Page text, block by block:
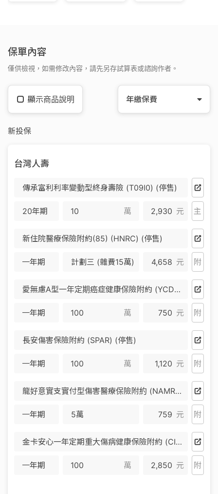
保單內容
僅供檢視，如需修改內容，請先另存試算表或諮詢作者。
顯示商品說明 年繳保費
新投保
台灣人壽
傳承富利利率變動型終身壽險 (T09I0) (停售)
20年期 萬 2,930 元 主
新住院醫療保險附約(85) (HNRC) (停售)
一年期 計劃三 (雜費15萬) 4,658 元 附
愛無慮A型一年定期癌症健康保險附約 (YCD) (停售)
一年期 萬 750 元 附
長安傷害保險附約 (SPAR) (停售)
一年期 萬 1,120 元 附
龍好意實支實付型傷害醫療保險附約 (NAMR) (停售)
一年期 5萬 759 元 附
金卡安心一年定期重大傷病健康保險附約 (CIR4) (停售)
一年期 萬 2,850 元 附